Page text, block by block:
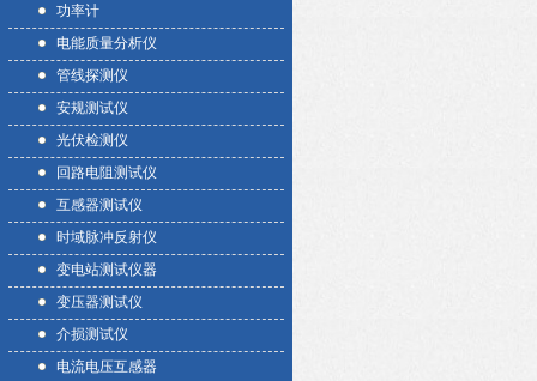
功率计
电能质量分析仪
管线探测仪
安规测试仪
光伏检测仪
回路电阻测试仪
互感器测试仪
时域脉冲反射仪
变电站测试仪器
变压器测试仪
介损测试仪
电流电压互感器